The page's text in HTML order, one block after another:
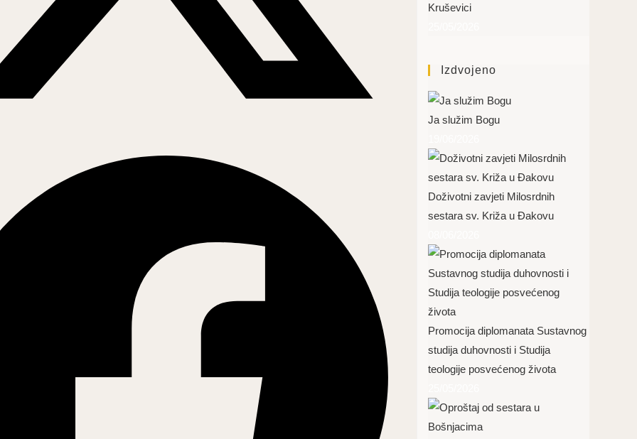
Kruševici
Izdvojeno
Ja služim Bogu
Doživotni zavjeti Milosrdnih
sestara sv. Križa u Đakovu
Promocija diplomanata Sustavnog
studija duhovnosti i Studija
teologije posvećenog života